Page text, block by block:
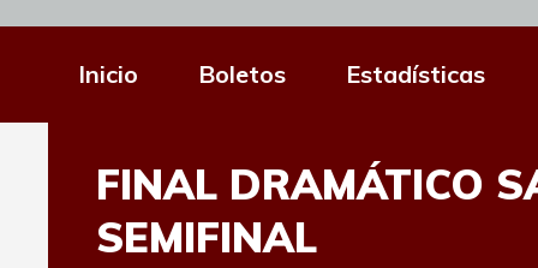
Inicio Boletos Estadísticas
FINAL DRAMÁTICO
SEMIFINAL